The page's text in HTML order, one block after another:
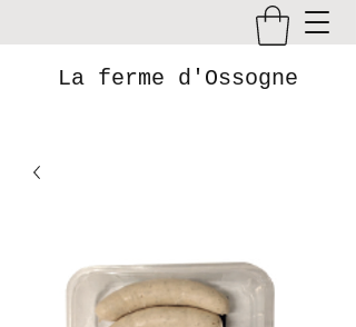
La ferme d'Ossogne